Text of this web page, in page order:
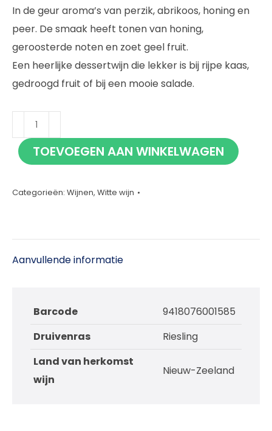
In de geur aroma’s van perzik, abrikoos, honing en
peer. De smaak heeft tonen van honing,
geroosterde noten en zoet geel fruit.
Een heerlijke dessertwijn die lekker is bij rijpe kaas,
gedroogd fruit of bij een mooie salade.
Clair
Noble
37,5cl
TOEVOEGEN AAN WINKELWAGEN
Categorieën: Wijnen, Witte wijn
Aanvullende informatie
Barcode
9418076001585
Druivenras
Riesling
Land van herkomst
wijn
Nieuw-Zeeland